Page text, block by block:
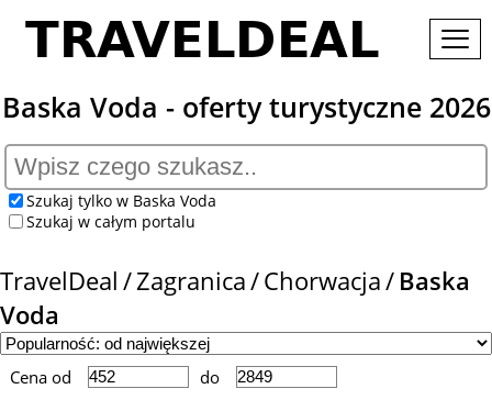
Baska Voda - oferty turystyczne 2026
Szukaj tylko w Baska Voda
Szukaj w całym portalu
TravelDeal Zagranica Chorwacja
Baska
Voda
Cena od do